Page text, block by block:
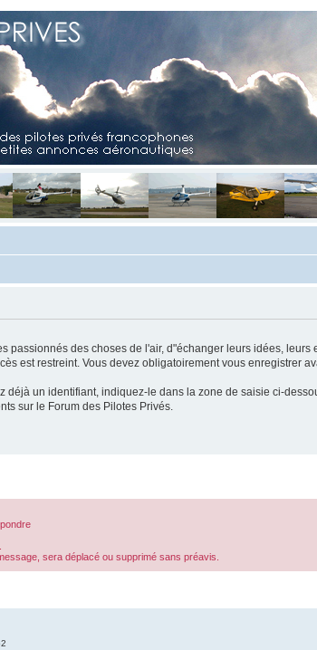
passionnés des choses de l'air, d"échanger leurs idées, leurs
est restreint. Vous devez obligatoirement vous enregistrer
déjà un identifiant, indiquez-le dans la zone de saisie ci-
sur le Forum des Pilotes Privés.
sera déplacé ou supprimé sans préavis.